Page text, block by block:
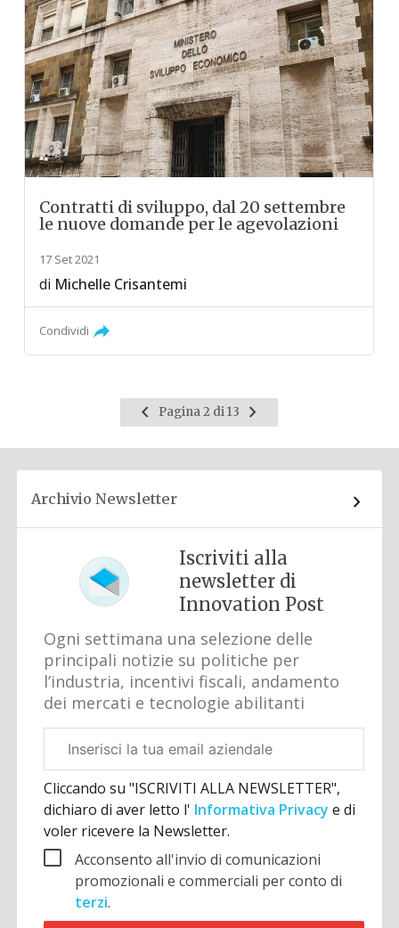
Contratti di sviluppo, dal 20 settembre
le nuove domande per le agevolazioni
17 Set 2021
di Michelle Crisantemi
Condividi
Pagina
precedente
Pagina 2 di 13
Pagina
successiva
Archivio Newsletter
Iscriviti alla
newsletter di
Innovation Post
Ogni settimana una selezione delle
principali notizie su politiche per
l’industria, incentivi fiscali, andamento
dei mercati e tecnologie abilitanti
aziendale
Cliccando su "ISCRIVITI ALLA NEWSLETTER",
dichiaro di aver letto l' Informativa Privacye di
voler ricevere la Newsletter.
Acconsento all'invio di comunicazioni
promozionali e commerciali per conto di
terzi.